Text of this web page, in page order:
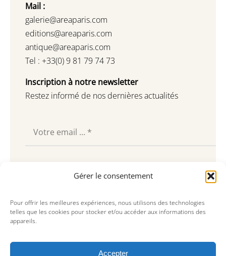
Gérer le consentement
Pour offrir les meilleures expériences, nous utilisons des technologies
telles que les cookies pour stocker et/ou accéder aux informations des
appareils.
Accepter
Mail :
galerie@areaparis.com
editions@areaparis.com
antique@areaparis.com
Tel : +33(0) 9 81 79 74 73
Inscription à notre newsletter
Restez informé de nos dernières actualités
Souscrire